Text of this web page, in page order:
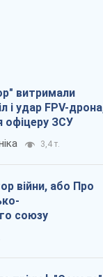
витримали
і удар FPV-
офіцеру ЗСУ
3,4 т.
війни, або Про
союзу